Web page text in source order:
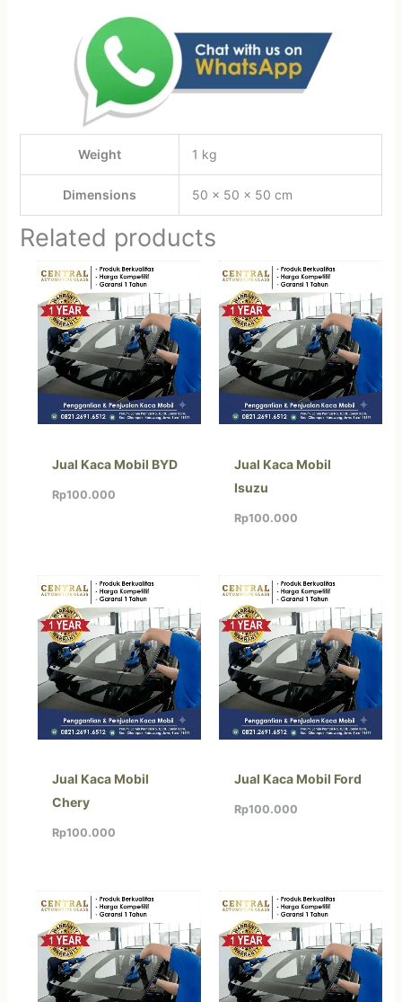
Weight 1 kg
Dimensions 50 × 50 × 50 cm
Related products
Jual Kaca Mobil BYD
Rp100.000
Jual Kaca Mobil
Isuzu
Rp100.000
Jual Kaca Mobil
Chery
Rp100.000
Jual Kaca Mobil Ford
Rp100.000